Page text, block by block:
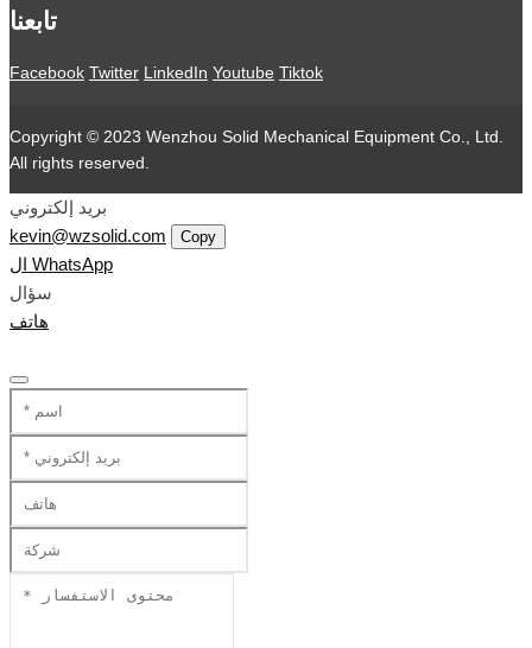
تابعنا
Facebook Twitter LinkedIn Youtube Tiktok
Copyright © 2023 Wenzhou Solid Mechanical Equipment Co., Ltd.
All rights reserved.
بريد إلكتروني
kevin@wzsolid.com
Copy
ال WhatsApp
سؤال
هاتف